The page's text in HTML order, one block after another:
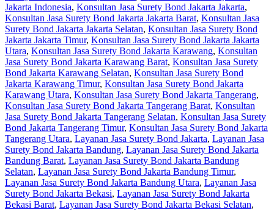
Jakarta Indonesia, Konsultan Jasa Surety Bond Jakarta Jakarta,
Konsultan Jasa Surety Bond Jakarta Jakarta Barat, Konsultan Jasa
Surety Bond Jakarta Jakarta Selatan, Konsultan Jasa Surety Bond
Jakarta Jakarta Timur, Konsultan Jasa Surety Bond Jakarta Jakarta
Utara, Konsultan Jasa Surety Bond Jakarta Karawang, Konsultan
Jasa Surety Bond Jakarta Karawang Barat, Konsultan Jasa Surety
Bond Jakarta Karawang Selatan, Konsultan Jasa Surety Bond
Jakarta Karawang Timur, Konsultan Jasa Surety Bond Jakarta
Karawang Utara, Konsultan Jasa Surety Bond Jakarta Tangerang,
Konsultan Jasa Surety Bond Jakarta Tangerang Barat, Konsultan
Jasa Surety Bond Jakarta Tangerang Selatan, Konsultan Jasa Surety
Bond Jakarta Tangerang Timur, Konsultan Jasa Surety Bond Jakarta
Tangerang Utara, Layanan Jasa Surety Bond Jakarta, Layanan Jasa
Surety Bond Jakarta Bandung, Layanan Jasa Surety Bond Jakarta
Bandung Barat, Layanan Jasa Surety Bond Jakarta Bandung
Selatan, Layanan Jasa Surety Bond Jakarta Bandung Timur,
Layanan Jasa Surety Bond Jakarta Bandung Utara, Layanan Jasa
Surety Bond Jakarta Bekasi, Layanan Jasa Surety Bond Jakarta
Bekasi Barat, Layanan Jasa Surety Bond Jakarta Bekasi Selatan,